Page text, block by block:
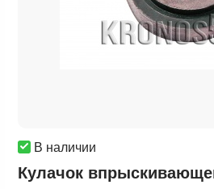
В наличии
Кулачок